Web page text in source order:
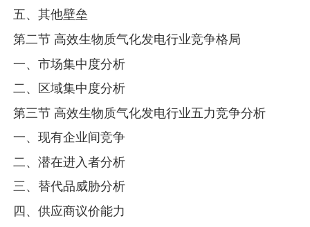
五、其他壁垒
第二节 高效生物质气化发电行业竞争格局
一、市场集中度分析
二、区域集中度分析
第三节 高效生物质气化发电行业五力竞争分析
一、现有企业间竞争
二、潜在进入者分析
三、替代品威胁分析
四、供应商议价能力